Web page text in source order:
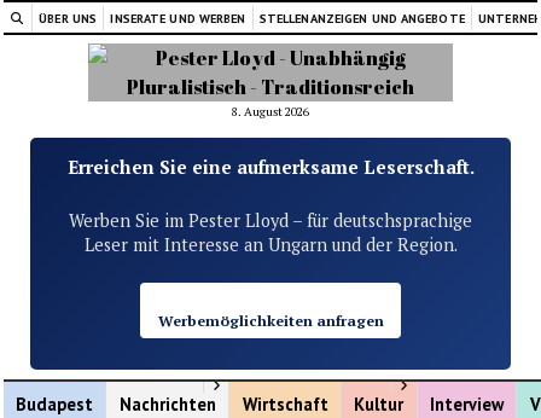
ÜBER UNS INSERATE UND WERBEN STELLENANZEIGEN UND ANGEBOTE
8. August 2026
Erreichen Sie eine aufmerksame Leserschaft.
Werben Sie im Pester Lloyd – für deutschsprachige
Leser mit Interesse an Ungarn und der Region.
Werbemöglichkeiten anfragen
Budapest Nachrichten
Menü öffnen
Wirtschaft Kultur
Menü öffnen
Interview